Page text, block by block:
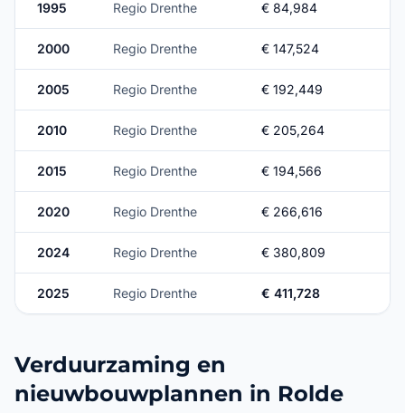
1995 Regio Drenthe € 84,984
2000 Regio Drenthe € 147,524
2005 Regio Drenthe € 192,449
2010 Regio Drenthe € 205,264
2015 Regio Drenthe € 194,566
2020 Regio Drenthe € 266,616
2024 Regio Drenthe € 380,809
2025 Regio Drenthe € 411,728
Verduurzaming en
nieuwbouwplannen in Rolde